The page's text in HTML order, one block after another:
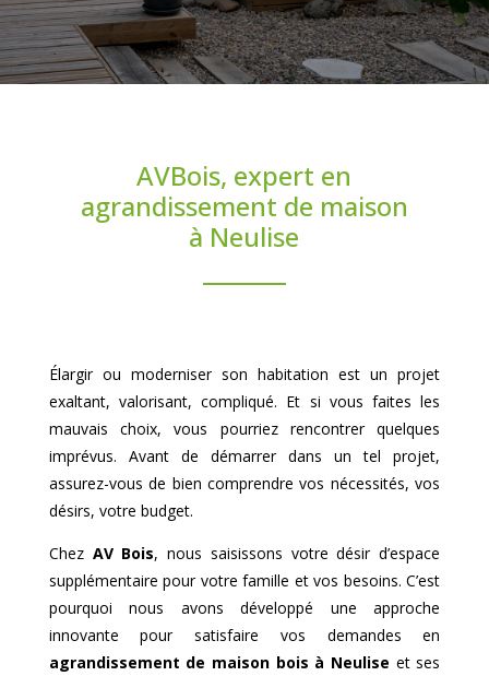
AVBois, expert en
agrandissement de maison
à Neulise
Élargir ou moderniser son habitation est un projet
exaltant, valorisant, compliqué. Et si vous faites les
mauvais choix, vous pourriez rencontrer quelques
imprévus. Avant de démarrer dans un tel projet,
assurez-vous de bien comprendre vos nécessités, vos
désirs, votre budget.
Chez AV Bois, nous saisissons votre désir d’espace
supplémentaire pour votre famille et vos besoins. C’est
pourquoi nous avons développé une approche
innovante pour satisfaire vos demandes en
agrandissement de maison bois à Neulise et ses